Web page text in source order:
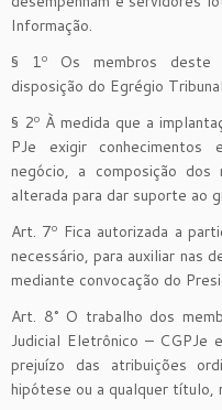
Informação.
§ 1º Os membros deste
disposição do Egrégio
§ 2º À medida que a
PJe exigir conhecimentos
negócio, a composição
alterada para dar suporte ao
Art. 7º Fica autorizada a
necessário, para auxiliar nas
mediante convocação do
Art. 8° O trabalho dos
Judicial Eletrônico – CGPJe
prejuízo das atribuições
hipótese ou a qualquer título,